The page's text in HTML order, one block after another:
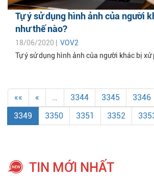
Tự ý sử dụng hình ảnh của người
như thế nào?
18/06/2020 | VOV2
Tự ý sử dụng hình ảnh của người khác bị xử
«« « … 3344 3345 3346
3349
3350 3351 3352
TIN MỚI NHẤT